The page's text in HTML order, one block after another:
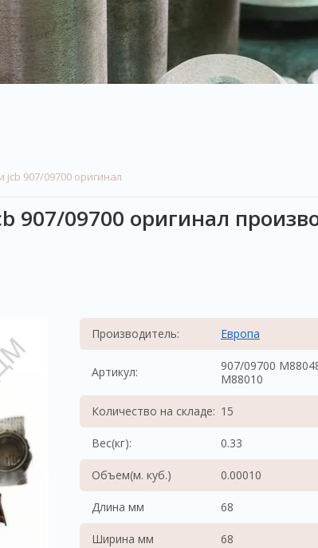
jcb 907/09700 оригинал
907/09700 оригинал
Производитель: Европа
Артикул:
907/09700
M88010
Количество на складе: 15
Вес(кг): 0.33
Объем(м. куб.) 0.00010
Длина мм 68
Ширина мм 68